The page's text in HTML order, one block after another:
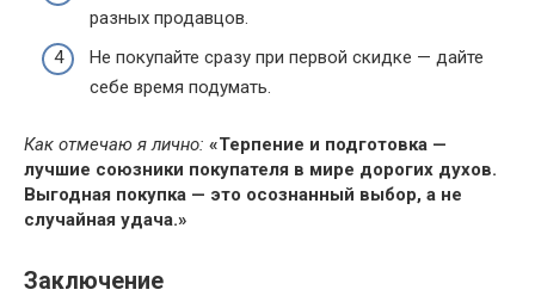
разных продавцов.
Не покупайте сразу при первой скидке — дайте
себе время подумать.
Как отмечаю я лично: «Терпение и подготовка —
лучшие союзники покупателя в мире дорогих духов.
Выгодная покупка — это осознанный выбор, а не
случайная удача.»
Заключение